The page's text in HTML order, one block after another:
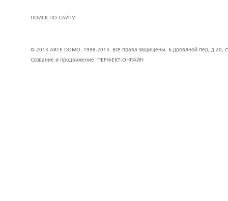
ПОИСК ПО САЙТУ
© 2013 ARTE DOMO. 1998-2013. Все права защищены. Б.Дровяной пер, д.20,
Создание и продвижение.
ПЕРФЕКТ-ОНЛАЙН